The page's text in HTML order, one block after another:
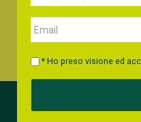
* Ho preso visione ed